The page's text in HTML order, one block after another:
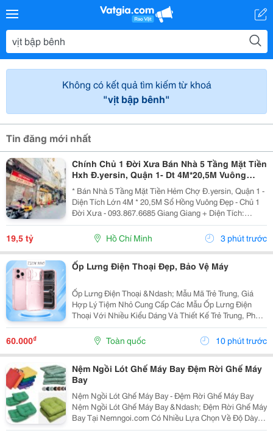
Không có kết quả tìm kiếm từ khoá
"vịt bập bênh"
Tin đăng mới nhất
Chính Chủ 1 Đời Xưa Bán Nhà 5 Tầng Mặt Tiền
Hxh Đ.yersin, Quận 1- Dt 4M*20,5M Vuông
Đẹp- Giá Tốt Chỉ 19,5T- Nh Định Giá 19T- Khai
Thác Dòng
* Bán Nhà 5 Tầng Mặt Tiền Hẻm Chợ Đ.yersin, Quận 1 -
Diện Tích Lớn 4M * 20,5M Sổ Hồng Vuông Đẹp - Chủ 1
Đời Xưa - 093.867.6685 Giang Giang + Diện Tích:
80M2. + Kết Cấu: 5 Tầng Btct - 6Pn - 6 Wc. + Ngay Chợ
Bến Thành &Amp; Chợ Dân Sinh - Khu Vực...
19,5 tỷ Hồ Chí Minh 3 phút trước
Ốp Lưng Điện Thoại Đẹp, Bảo Vệ Máy
Ốp Lưng Điện Thoại &Ndash; Mẫu Mã Trẻ Trung, Giá
Hợp Lý Tiệm Nhỏ Cung Cấp Các Mẫu Ốp Lưng Điện
Thoại Với Nhiều Kiểu Dáng Và Thiết Kế Trẻ Trung, Phù
Hợp Với Học Sinh, Sinh Viên Và Người Dùng Yêu Thích
Phụ Kiện Điện Thoại. Ốp Được Thiết Kế Vừa Vặn...
60.000₫ Toàn quốc 10 phút trước
Nệm Ngồi Lót Ghế Máy Bay Đệm Rời Ghế Máy
Bay
Nệm Ngồi Lót Ghế Máy Bay - Đệm Rời Ghế Máy Bay
Nệm Ngồi Lót Ghế Máy Bay &Ndash; Đệm Rời Ghế Máy
Bay Tại Nemngoi.com Có Nhiều Lựa Chọn Về Độ Dày,
Ruột Nệm, Chất Liệu Vỏ Và Kích Thước Để Đáp Ứng